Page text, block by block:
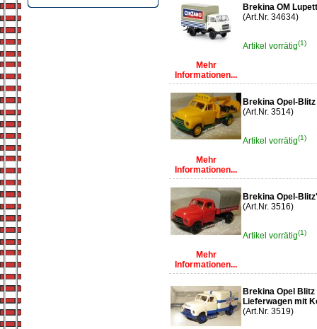
Mehr
Informationen...
Brekina OM
(Art.Nr. 34634)
Artikel vorrätig(1)
Mehr
Informationen...
Brekina Opel-
(Art.Nr. 3514)
Artikel vorrätig(1)
Mehr
Informationen...
Brekina Opel-
(Art.Nr. 3516)
Artikel vorrätig(1)
Brekina Opel
Lieferwagen mit
(Art.Nr. 3519)